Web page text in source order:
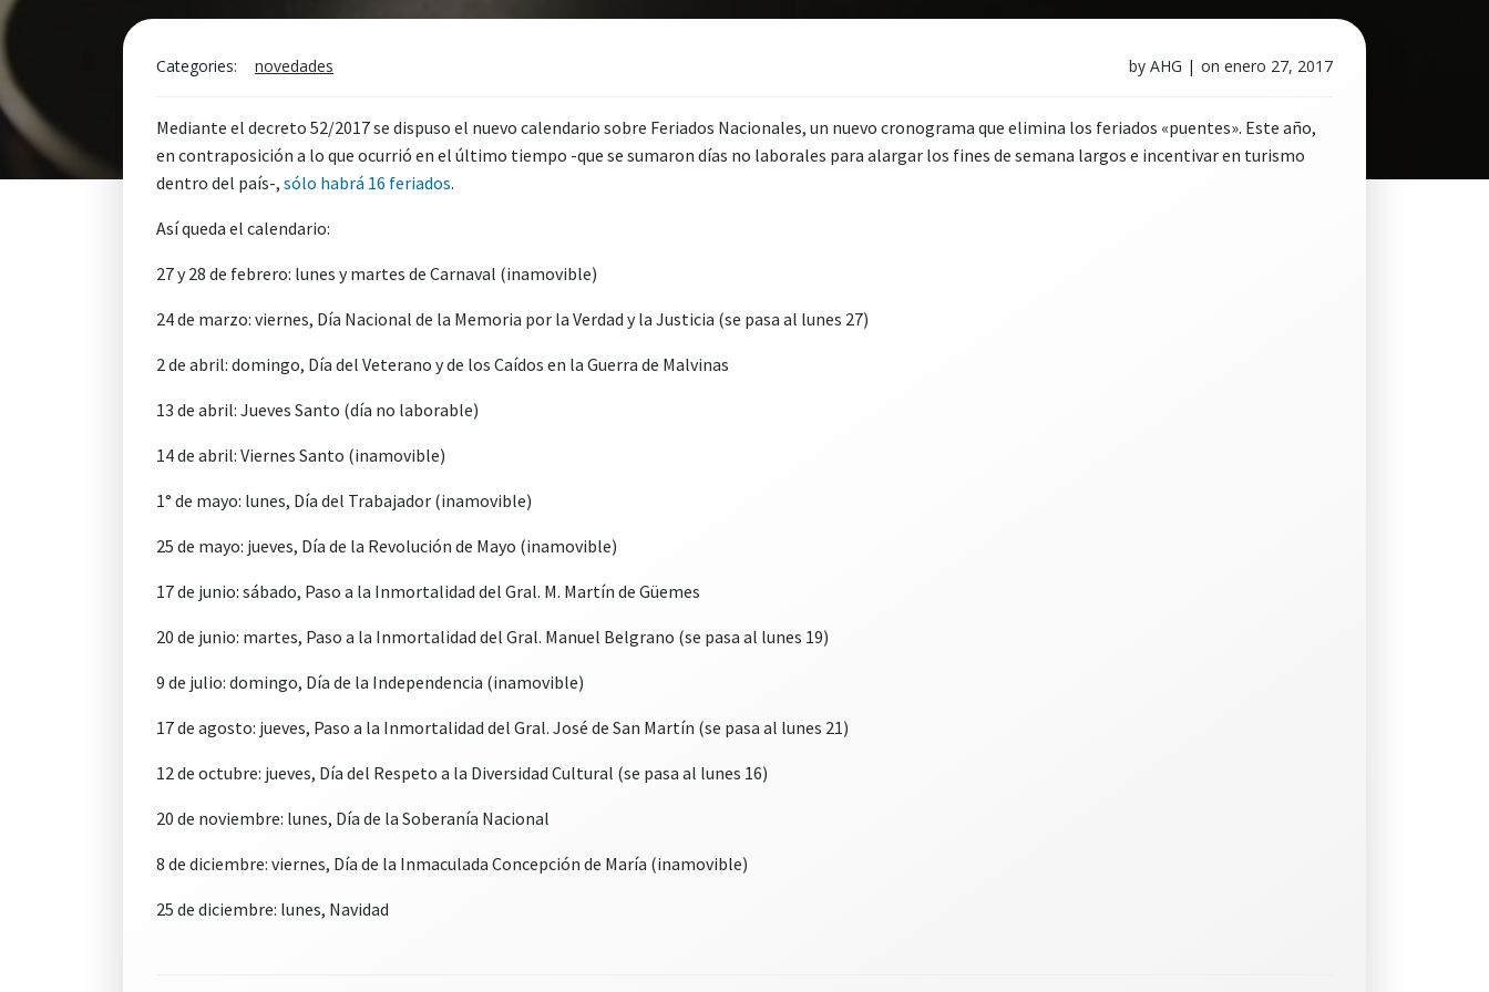
Categories: novedades by AHG | on enero 27, 2017
Mediante el decreto 52/2017 se dispuso el nuevo calendario sobre Feriados Nacionales, un nuevo cronograma que elimina los feriados «puentes». Este año,
en contraposición a lo que ocurrió en el último tiempo -que se sumaron días no laborales para alargar los fines de semana largos e incentivar en turismo
dentro del país-, sólo habrá 16 feriados.
Así queda el calendario:
27 y 28 de febrero: lunes y martes de Carnaval (inamovible)
24 de marzo: viernes, Día Nacional de la Memoria por la Verdad y la Justicia (se pasa al lunes 27)
2 de abril: domingo, Día del Veterano y de los Caídos en la Guerra de Malvinas
13 de abril: Jueves Santo (día no laborable)
14 de abril: Viernes Santo (inamovible)
1° de mayo: lunes, Día del Trabajador (inamovible)
25 de mayo: jueves, Día de la Revolución de Mayo (inamovible)
17 de junio: sábado, Paso a la Inmortalidad del Gral. M. Martín de Güemes
20 de junio: martes, Paso a la Inmortalidad del Gral. Manuel Belgrano (se pasa al lunes 19)
9 de julio: domingo, Día de la Independencia (inamovible)
17 de agosto: jueves, Paso a la Inmortalidad del Gral. José de San Martín (se pasa al lunes 21)
12 de octubre: jueves, Día del Respeto a la Diversidad Cultural (se pasa al lunes 16)
20 de noviembre: lunes, Día de la Soberanía Nacional
8 de diciembre: viernes, Día de la Inmaculada Concepción de María (inamovible)
25 de diciembre: lunes, Navidad